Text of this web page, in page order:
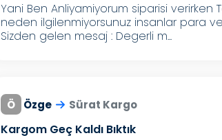
Yani Ben Anliyamiyorum siparisi
neden ilgilenmiyorsunuz insanlar para
Sizden gelen mesaj : Degerli m...
Ö Özge Sürat Kargo
Kargom Geç Kaldı Bıktık